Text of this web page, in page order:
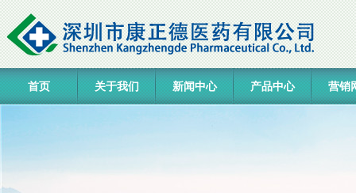
首页 关于我们 新闻中心 产品中心 营销